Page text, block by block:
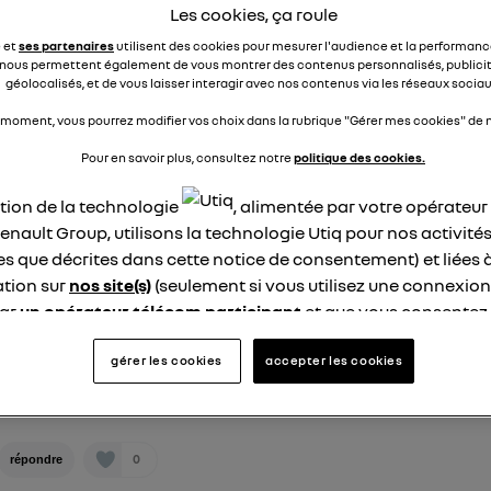
les 21 réponses à la question Câble de recharge
23 mai 2025à22:36
en trouver sur le net pour 100e
2
Gwentar Auteur(e)
23 mai 2025à 23:13
répondre 0
Les cookies, ça roule
etses partenairesutilisent des cookies pour mesurer l'audience et la
permettent également de vous montrer des contenus personnalisés,
géolocalisés, et de vous laisser interagir avec nos contenus via les réseaux
vous pourrez modifier vos choix dans la rubrique "Gérer mes cookies" de
Pour en savoir plus, consultez notrepolitique des cookies.
de la technologie
, alimentée par votre
Group, utilisons la technologie Utiq pour nos
que décrites dans cette notice de consentement) et liées
sur nos site(s) (seulement si vous utilisez une
un opérateur télécom participant et que vous
site).
Utiq a été conçue pour la protection de vos données
en vous offrant choix et contrôle.
un identifiant créé par votre opérateur télécom basé sur
est associé à votre connexion internet. Ainsi, toutes les
gérer les cookies accepter les cookies